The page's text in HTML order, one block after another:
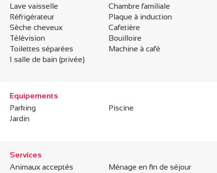
Lave vaisselle
Réfrigérateur
Sèche cheveux
Télévision
Toilettes séparées
1 salle de bain (privée)
Chambre familiale
Plaque à induction
Cafetière
Bouilloire
Machine à café
Equipements
Parking
Jardin
Piscine
Services
Animaux acceptés
Ménage en fin de séjour